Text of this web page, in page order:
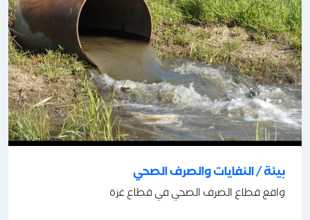
بيئة/النفايات والصرف الصحي
واقع قطاع الصرف الصحي في قطاع غزة